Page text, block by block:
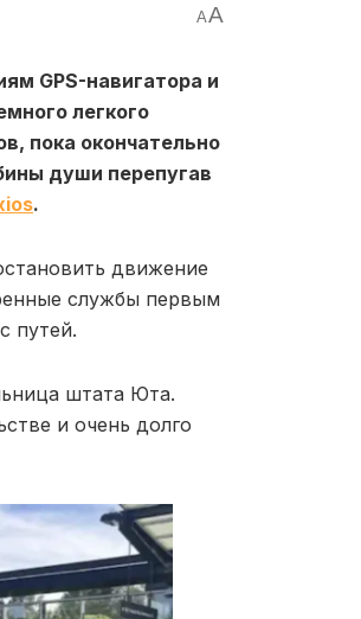
AA
GPS-навигатора и
легкого
пока окончательно
души перепугав
.
движение
службы первым
путей.
штата Юта.
и очень долго